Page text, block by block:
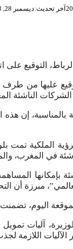
آخر تحديث:ديسمبر 28, 2023
عليها من طرف
الناشئة
إن
الملكية
في المغرب،
بإمكانها
مبرزة أن
اليوم،
آليات
الآليات اللازمة